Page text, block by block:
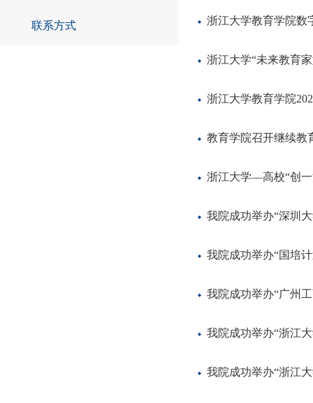
联系方式 浙江大学教育学院数
浙江大学“未来教育
浙江大学教育学院
教育学院召开继续教
浙江大学—高校“创
我院成功举办“深圳
我院成功举办“国培
我院成功举办“广州
我院成功举办“浙江
我院成功举办“浙江